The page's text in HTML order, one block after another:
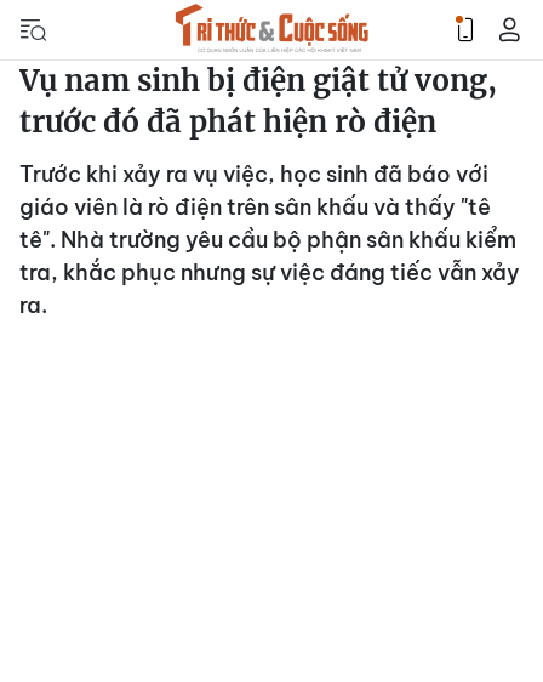
Vụ nam sinh bị điện giật tử vong,
trước đó đã phát hiện rò điện
Trước khi xảy ra vụ việc, học sinh đã báo với
giáo viên là rò điện trên sân khấu và thấy "tê
tê". Nhà trường yêu cầu bộ phận sân khấu kiểm
tra, khắc phục nhưng sự việc đáng tiếc vẫn xảy
ra.